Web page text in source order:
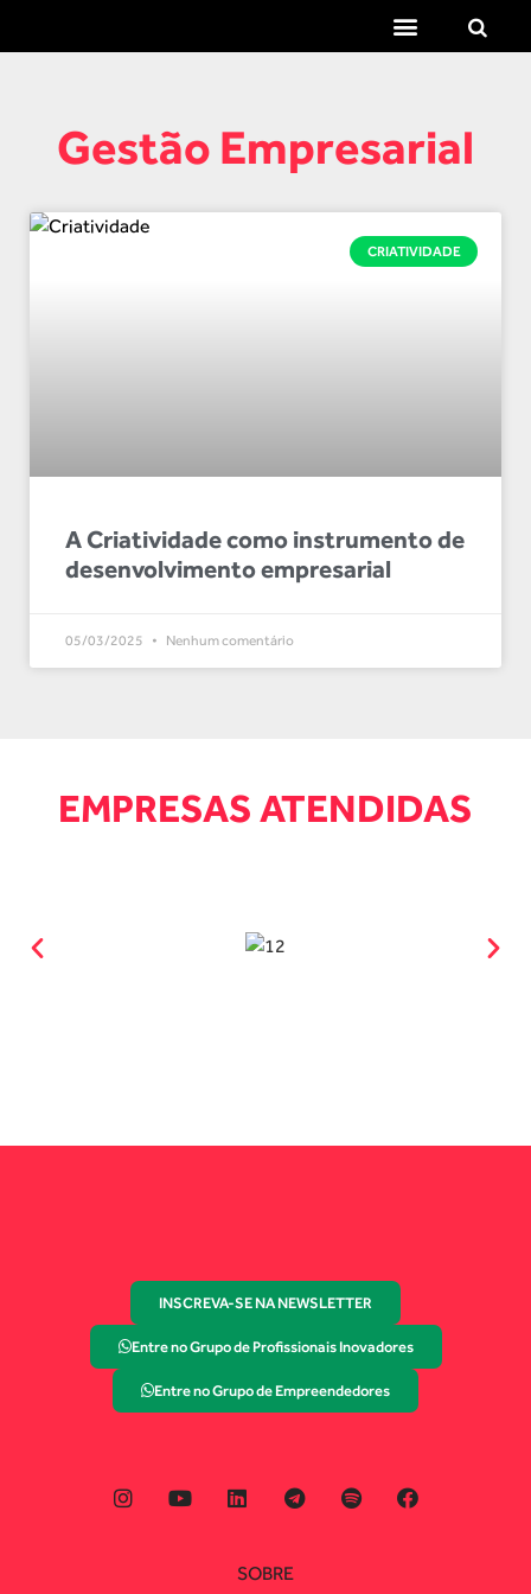
Gestão Empresarial
CRIATIVIDADE
A Criatividade como instrumento de
desenvolvimento empresarial
05/03/2025 Nenhum comentário
EMPRESAS ATENDIDAS
INSCREVA-SE NA NEWSLETTER
Entre no Grupo de Profissionais Inovadores
Entre no Grupo de Empreendedores
SOBRE